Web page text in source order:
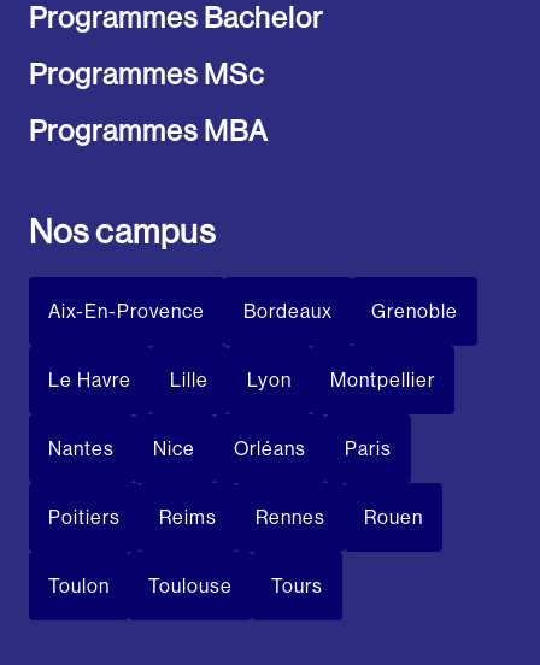
Programmes Bachelor
Programmes MSc
Programmes MBA
Nos campus
Aix-En-Provence Bordeaux Grenoble
Le Havre Lille Lyon Montpellier
Nantes Nice Orléans Paris
Poitiers Reims Rennes Rouen
Toulon Toulouse Tours